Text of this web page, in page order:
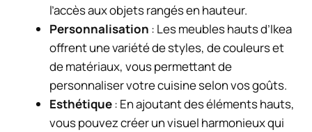
l’accès aux objets rangés en hauteur.
Personnalisation : Les meubles hauts d’Ikea
offrent une variété de styles, de couleurs et
de matériaux, vous permettant de
personnaliser votre cuisine selon vos goûts.
Esthétique: En ajoutant des éléments hauts,
vous pouvez créer un visuel harmonieux qui